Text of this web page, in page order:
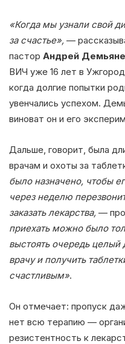
«Когда мы узнали свой
за счастье», —
пастор Андрей
ВИЧ уже 16 лет в
когда долгие попытки
увенчались успехом.
виноват он и его
Дальше, говорит, была
врачам и охоты за
было назначено, чтобы
через неделю
заказать лекарства, —
приехать можно было
выстоять очередь целый
врачу и получить
счастливым».
Он отмечает: пропуск
нет всю терапию —
резистентность к